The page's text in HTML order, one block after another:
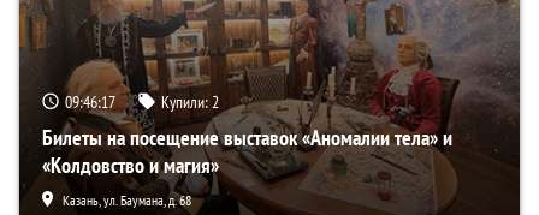
09:46:16 Купили:2
Билеты на посещение выставок «Аномалии тела» и
«Колдовство и магия»
Казань, ул. Баумана, д. 68